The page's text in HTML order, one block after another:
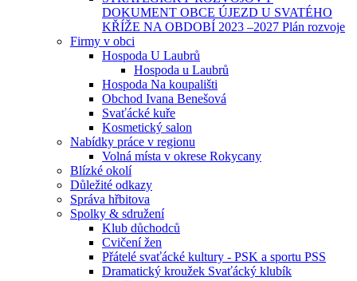
DOKUMENT OBCE ÚJEZD U SVATÉHO
KŘÍŽE NA OBDOBÍ 2023 –2027 Plán rozvoje
Firmy v obci
Hospoda U Laubrů
Hospoda u Laubrů
Hospoda Na koupališti
Obchod Ivana Benešová
Svaťácké kuře
Kosmetický salon
Nabídky práce v regionu
Volná místa v okrese Rokycany
Blízké okolí
Důležité odkazy
Správa hřbitova
Spolky & sdružení
Klub důchodců
Cvičení žen
Přátelé svaťácké kultury - PSK a sportu PSS
Dramatický kroužek Svaťácký klubík